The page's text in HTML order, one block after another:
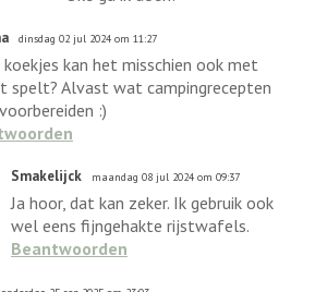
dinsdag 02 jul 2024 om 11:27
koekjes kan het misschien ook met
spelt? Alvast wat campingrecepten
:)
Smakelijck maandag 08 jul 2024 om 09:37
Ja hoor, dat kan zeker. Ik gebruik ook
wel eens fijngehakte rijstwafels.
Beantwoorden